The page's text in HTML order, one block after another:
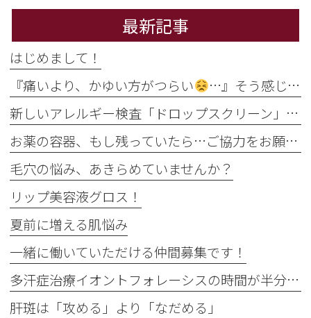
最新記事
はじめまして！
『痛いより、かゆい方がつらい
…』そう感じるのには理由があります
新しいアレルギー検査「ドロップスクリーン」を導入しました！
お薬の容器、もし残っていたら…ご協力をお願いします
毛穴の悩み、あきらめていませんか？
リップ美容液グロス！
夏前に増える肌悩み
一緒に働いていただける仲間募集です！
多汗症治療イオントフォレーシスの時間が半分に
肝斑は「攻める」より「なだめる」